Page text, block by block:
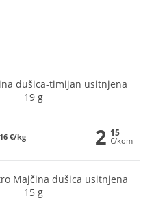
dušica-timijan usitnjena
19 g
€/kg 2 15
€/kom
Majčina dušica usitnjena
15 g